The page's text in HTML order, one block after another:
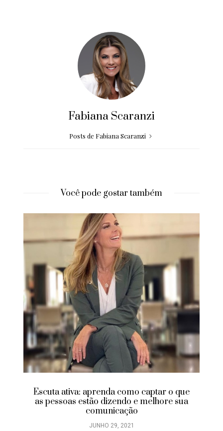
Fabiana Scaranzi
Posts de Fabiana Scaranzi
Você pode gostar também
Escuta ativa: aprenda como captar o que
as pessoas estão dizendo e melhore sua
comunicação
JUNHO 29, 2021